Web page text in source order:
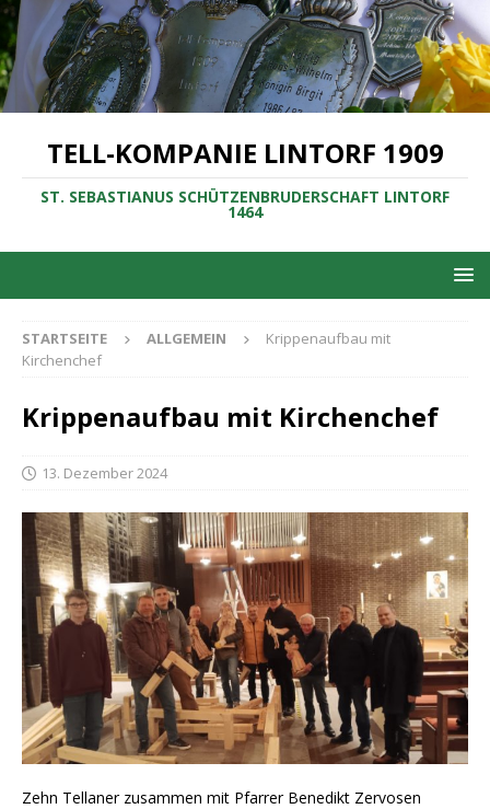
TELL-KOMPANIE LINTORF 1909
ST. SEBASTIANUS SCHÜTZENBRUDERSCHAFT LINTORF
1464
STARTSEITE ALLGEMEIN
Krippenaufbau mit
Kirchenchef
Krippenaufbau mit Kirchenchef
13. Dezember 2024
Zehn Tellaner zusammen mit Pfarrer Benedikt Zervosen